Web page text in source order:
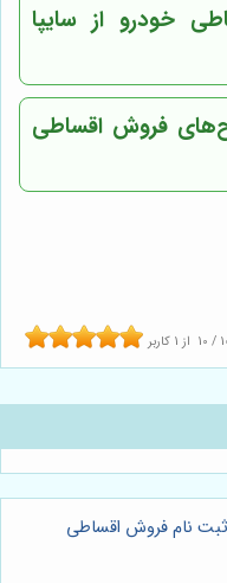
خودرو از سایپا
فروش اقساطی
10 / از 1 کاربر
نام فروش اقساطی